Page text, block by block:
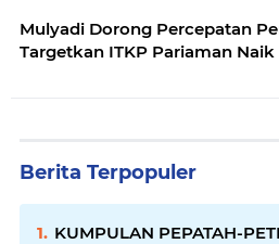
Mulyadi Dorong Percepatan
Targetkan ITKP Pariaman
Berita Terpopuler
KUMPULAN PEPATAH-